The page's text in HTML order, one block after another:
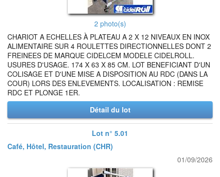
2 photo(s)
CHARIOT A ECHELLES À PLATEAU A 2 X 12 NIVEAUX EN INOX
ALIMENTAIRE SUR 4 ROULETTES DIRECTIONNELLES DONT 2
FREINEES DE MARQUE CIDELCEM MODELE CIDELROLL.
USURES D'USAGE. 174 X 63 X 85 CM. LOT BENEFICIANT D'UN
COLISAGE ET D'UNE MISE A DISPOSITION AU RDC (DANS LA
COUR) LORS DES ENLEVEMENTS. LOCALISATION : REMISE
RDC ET PLONGE 1ER.
Détail du lot
Lot n° 5.01
Café, Hôtel, Restauration (CHR)
01/09/2026